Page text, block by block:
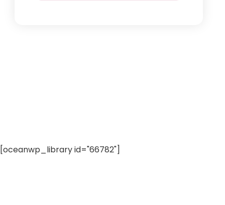
[oceanwp_library id="66782"]